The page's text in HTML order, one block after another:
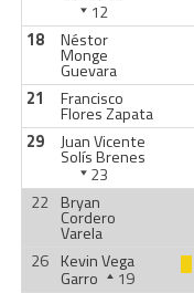
12
18
Néstor
Monge
Guevara
21
Francisco
Flores Zapata
29
Juan Vicente
Solís Brenes
23
22 Bryan
Cordero
Varela
26 Kevin Vega
Garro 19